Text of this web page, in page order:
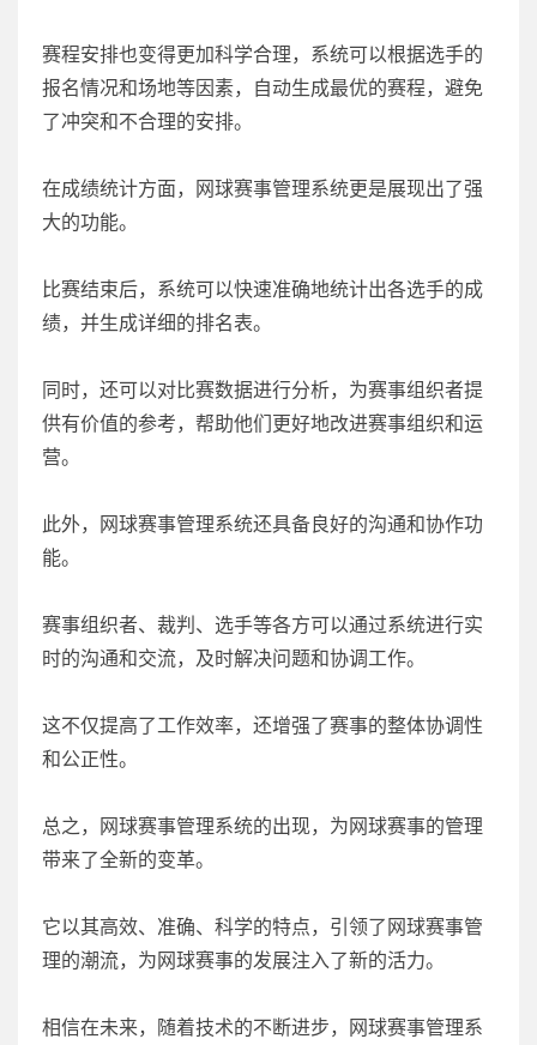
赛程安排也变得更加科学合理，系统可以根据选手的
报名情况和场地等因素，自动生成最优的赛程，避免
了冲突和不合理的安排。
在成绩统计方面，网球赛事管理系统更是展现出了强
大的功能。
比赛结束后，系统可以快速准确地统计出各选手的成
绩，并生成详细的排名表。
同时，还可以对比赛数据进行分析，为赛事组织者提
供有价值的参考，帮助他们更好地改进赛事组织和运
营。
此外，网球赛事管理系统还具备良好的沟通和协作功
能。
赛事组织者、裁判、选手等各方可以通过系统进行实
时的沟通和交流，及时解决问题和协调工作。
这不仅提高了工作效率，还增强了赛事的整体协调性
和公正性。
总之，网球赛事管理系统的出现，为网球赛事的管理
带来了全新的变革。
它以其高效、准确、科学的特点，引领了网球赛事管
理的潮流，为网球赛事的发展注入了新的活力。
相信在未来，随着技术的不断进步，网球赛事管理系